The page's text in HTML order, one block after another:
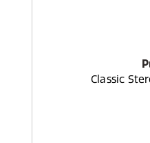
Classic